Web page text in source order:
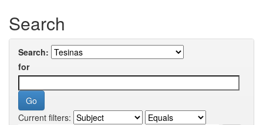
Search
Search:
for
Current filters: